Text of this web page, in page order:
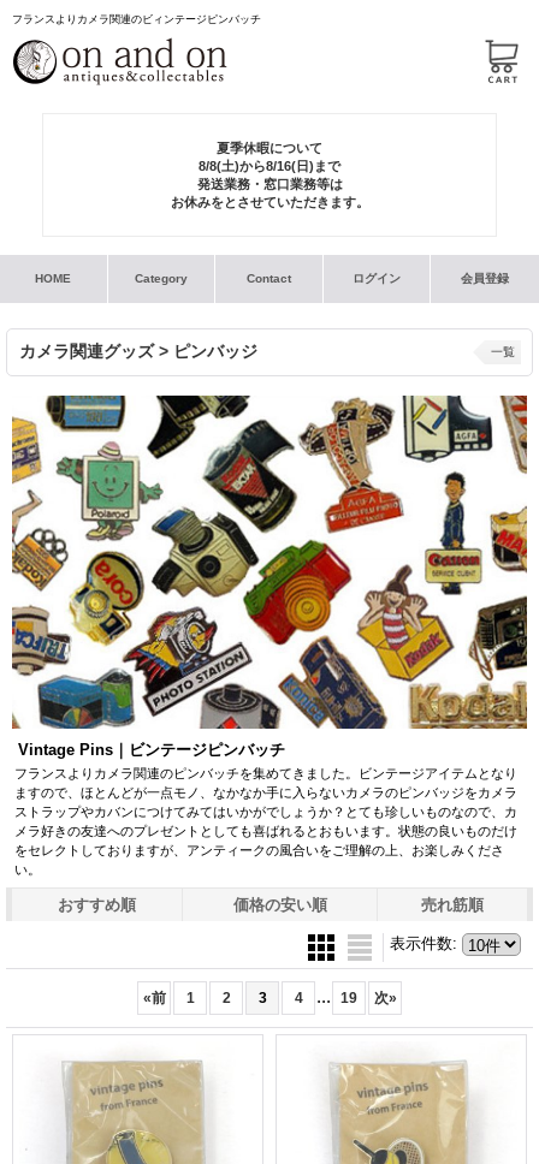
フランスよりカメラ関連のビィンテージピンバッチ
夏季休暇について
8/8(土)から8/16(日)まで
発送業務・窓口業務等は
お休みをとさせていただきます。
HOME Category Contact ログイン 会員登録
カメラ関連グッズ > ピンバッジ
Vintage Pins｜ビンテージピンバッチ
フランスよりカメラ関連のピンバッチを集めてきました。ビンテージアイテムとなり
ますので、ほとんどが一点モノ、なかなか手に入らないカメラのピンバッジをカメラ
ストラップやカバンにつけてみてはいかがでしょうか？とても珍しいものなので、カ
メラ好きの友達へのプレゼントとしても喜ばれるとおもいます。状態の良いものだけ
をセレクトしておりますが、アンティークの風合いをご理解の上、お楽しみくださ
い。
一覧
おすすめ順 価格の安い順 売れ筋順
表示件数:
«前 1 2 3 4 ... 19 次»